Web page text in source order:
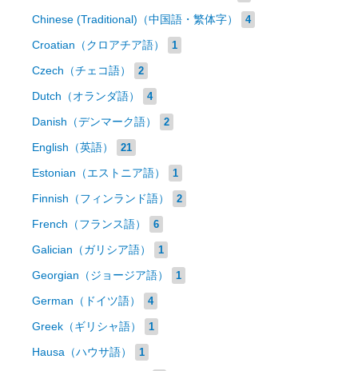
Chinese (Traditional)（中国語・繁体字） 4
Croatian（クロアチア語） 1
Czech（チェコ語） 2
Dutch（オランダ語） 4
Danish（デンマーク語） 2
English（英語） 21
Estonian（エストニア語） 1
Finnish（フィンランド語） 2
French（フランス語） 6
Galician（ガリシア語） 1
Georgian（ジョージア語） 1
German（ドイツ語） 4
Greek（ギリシャ語） 1
Hausa（ハウサ語） 1